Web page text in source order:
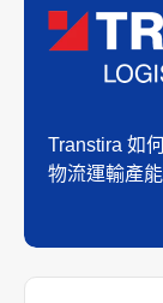
Transtira 如
物流運輸產能